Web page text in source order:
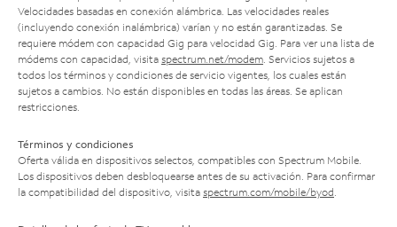
Velocidades basadas en conexión alámbrica. Las velocidades reales
(incluyendo conexión inalámbrica) varían y no están garantizadas. Se
requiere módem con capacidad Gig para velocidad Gig. Para ver una lista de
módems con capacidad, visita spectrum.net/modem . Servicios sujetos a
todos los términos y condiciones de servicio vigentes, los cuales están
sujetos a cambios. No están disponibles en todas las áreas. Se aplican
restricciones.
Términos y condiciones
Oferta válida en dispositivos selectos, compatibles con Spectrum Mobile.
Los dispositivos deben desbloquearse antes de su activación. Para confirmar
la compatibilidad del dispositivo, visita spectrum.com/mobile/byod